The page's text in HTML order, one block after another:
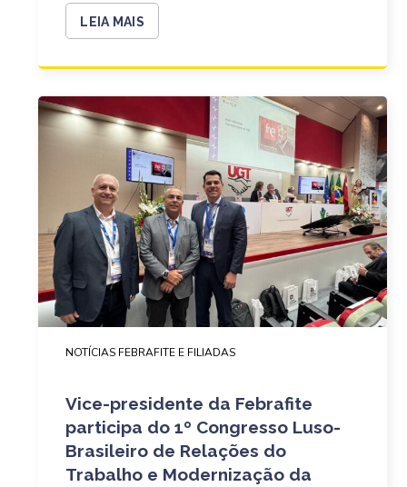
LEIA MAIS
NOTÍCIAS FEBRAFITE E FILIADAS
Vice-presidente da Febrafite
participa do 1º Congresso Luso-
Brasileiro de Relações do
Trabalho e Modernização da